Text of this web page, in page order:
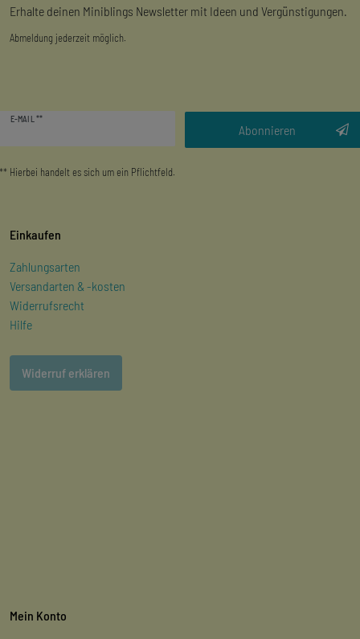
Erhalte deinen Miniblings Newsletter mit Ideen und Vergünstigungen.
Abmeldung jederzeit möglich.
E-MAIL **
Abonnieren
** Hierbei handelt es sich um ein Pflichtfeld.
Einkaufen
Zahlungsarten
Versandarten & -kosten
Widerrufsrecht
Hilfe
Widerruf erklären
Mein Konto